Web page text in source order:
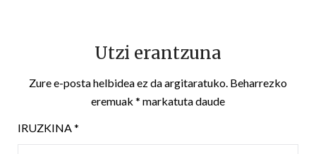
Utzi erantzuna
Zure e-posta helbidea ez da argitaratuko. Beharrezko
eremuak * markatuta daude
IRUZKINA*